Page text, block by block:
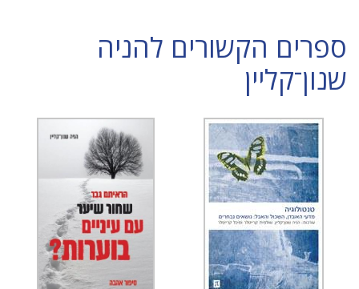
ספרים הקשורים להניה
שנון־קליין